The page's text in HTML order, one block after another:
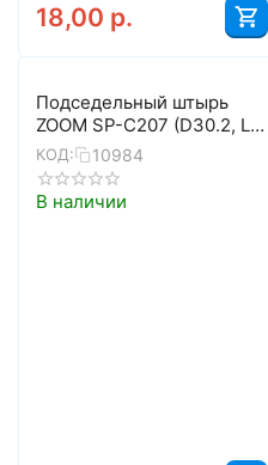
18,00 р.
Подседельный штырь
ZOOM SP-C207 (D30.2, L-
400, чёрный)
КОД: 10984
В наличии